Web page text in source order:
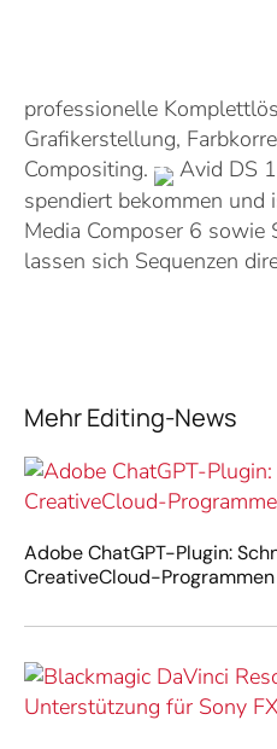
professionelle
Grafikerstellung,
Compositing.
Avid DS
spendiert bekommen
Media Composer 6 sowie
lassen sich Sequenzen
Mehr Editing-News
Adobe ChatGPT-Plugin:
CreativeCloud-Programmen